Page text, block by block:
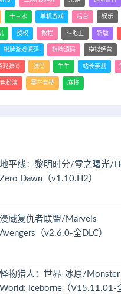
十三水 单机游戏 后台 娱乐
授权 教程 斗地主 新版
棋牌游戏源码 棋牌源码 模拟经营
戏源码 源码 牛牛 站长亲测
扮演 赛车竞技 麻将
地平线：黎明时分/零之曙光/
Zero Dawn（v1.10.H2）
漫威复仇者联盟/Marvels
Avengers（v2.6.0-全DLC）
怪物猎人：世界-冰原/Monster
World: Iceborne（V15.11.01-